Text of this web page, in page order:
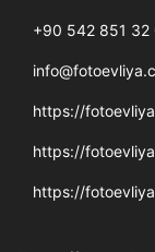
+90 542 851 32
https://
https://
https://